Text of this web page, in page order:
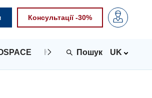
Консультації -30%
Контакти UK